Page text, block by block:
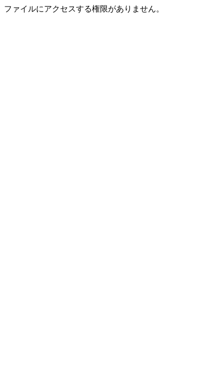
ファイルにアクセスする権限がありません。